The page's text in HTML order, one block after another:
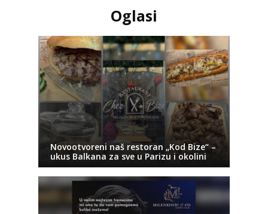
Oglasi
Novootvoreni naš restoran „Kod Bize“ –
ukus Balkana za sve u Parizu i okolini